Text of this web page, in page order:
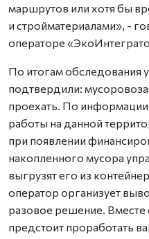
маршрутов или хотя бы
и стройматериалами», -
операторе
По итогам обследования
подтвердили:
проехать. По
работы на данной
при появлении
накопленного мусора
выгрузят его из
оператор организует
разовое решение.
предстоит проработать